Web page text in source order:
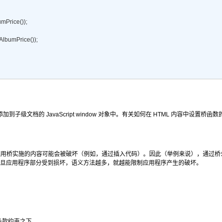
加到子级文档的 JavaScript window 对象中。有关如何在 HTML 内容中设置桥函数
桥实施的内容可能会被破坏（例如，通过插入代码）。因此（举例来说），通过桥
应用程序部分受到损坏，语义方法越多，就越能限制应用程序产生的破坏。